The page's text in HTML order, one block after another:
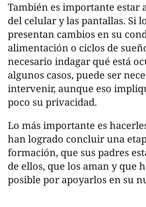
También es importante estar
del celular y las pantallas. Si
presentan cambios en su
alimentación o ciclos de
necesario indagar qué está
algunos casos, puede ser
intervenir, aunque eso
poco su privacidad.
Lo más importante es
han logrado concluir una
formación, que sus padres
de ellos, que los aman y que
posible por apoyarlos en su